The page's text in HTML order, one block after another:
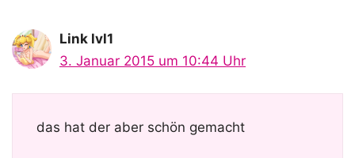
Link lvl1
3. Januar 2015 um 10:44 Uhr
das hat der aber schön gemacht